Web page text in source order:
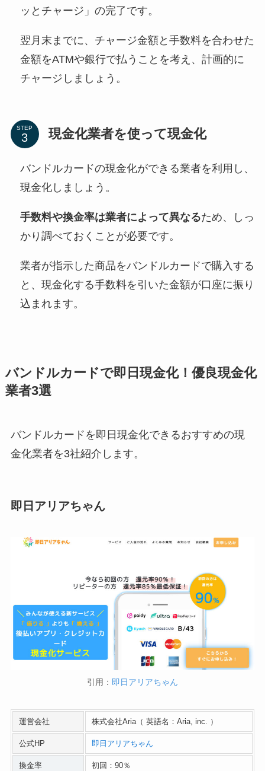
ッとチャージ」の完了です。
翌月末までに、チャージ金額と手数料を合わせた
金額をATMや銀行で払うことを考え、計画的に
チャージしましょう。
STEP 現金化業者を使って現金化
バンドルカードの現金化ができる業者を利用し、
現金化しましょう。
手数料や換金率は業者によって異なるため、しっ
かり調べておくことが必要です。
業者が指示した商品をバンドルカードで購入する
と、現金化する手数料を引いた金額が口座に振り
込まれます。
バンドルカードで即日現金化！優良現金化
業者3選
バンドルカードを即日現金化できるおすすめの現
金化業者を3社紹介します。
即日アリアちゃん
引用： 即日アリアちゃん
運営会社 株式会社Aria（ 英語名：Aria, inc. ）
公式HP 即日アリアちゃん
換金率
初回：90％